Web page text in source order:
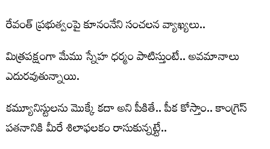
రేవంత్ ప్ర‌భుత్వంపై కూనంనేని సంచ‌ల‌న వ్యాఖ్య‌లు..
మిత్రపక్షంగా మేము స్నేహ ధర్మం పాటిస్తుంటే.. అవమానాలు
ఎదురవుతున్నాయి.
కమ్యూనిస్టుల‌ను మొక్కే కదా అని పీకితే.. పీక కోస్తాం.. కాంగ్రెస్
పతనానికి మీరే శిలాఫలకం రాసుకున్న‌ట్టే..